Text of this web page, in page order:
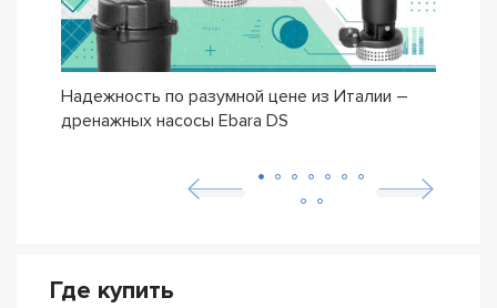
Надежность по разумной цене из Италии –
дренажных насосы Ebara DS
Где купить